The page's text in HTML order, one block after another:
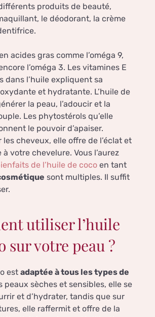
produits de beauté,
le déodorant, la crème
acides gras comme l’oméga 9,
l’oméga 3. Les vitamines E
dans l’huile expliquent sa
et hydratante. L’huile de
la peau, l’adoucir et la
Les phytostérols qu’elle
le pouvoir d’apaiser.
cheveux, elle offre de l’éclat et
votre chevelure. Vous l’aurez
de l’huile de coco en tant
sont multiples. Il suffit
utiliser l’huile
sur votre peau ?
est adaptée à tous les types de
peaux sèches et sensibles, elle se
et d’hydrater, tandis que sur
elle raffermit et offre de la